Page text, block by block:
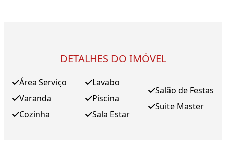
DETALHES DO IMÓVEL
Área Serviço
Varanda
Cozinha
Lavabo
Piscina
Sala Estar
Salão de Festas
Suite Master